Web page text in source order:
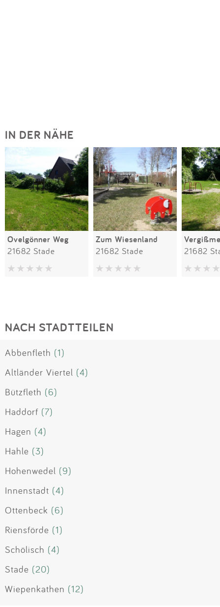
IN DER NÄHE
Ovelgönner Weg
21682 Stade
Zum Wiesenland
21682 Stade 21682
NACH STADTTEILEN
Abbenfleth (1)
Altländer Viertel (4)
Bützfleth (6)
Haddorf (7)
Hagen (4)
Hahle (3)
Hohenwedel (9)
Innenstadt (4)
Ottenbeck (6)
Riensförde (1)
Schölisch (4)
Stade (20)
Wiepenkathen (12)